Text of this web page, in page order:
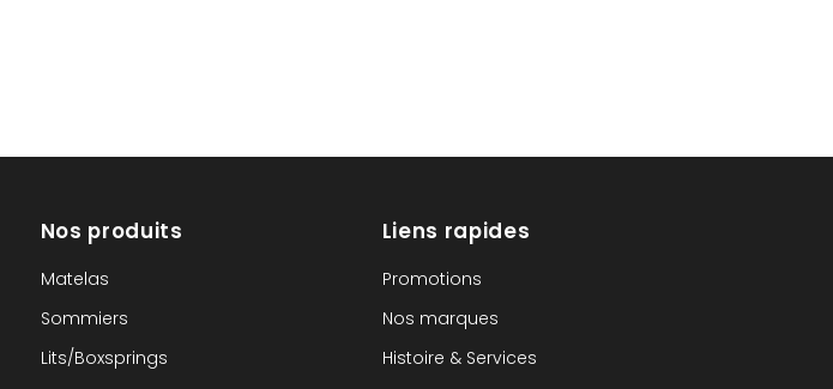
Nos produits
Matelas
Sommiers
Lits/Boxsprings
Liens rapides
Promotions
Nos marques
Histoire & Services